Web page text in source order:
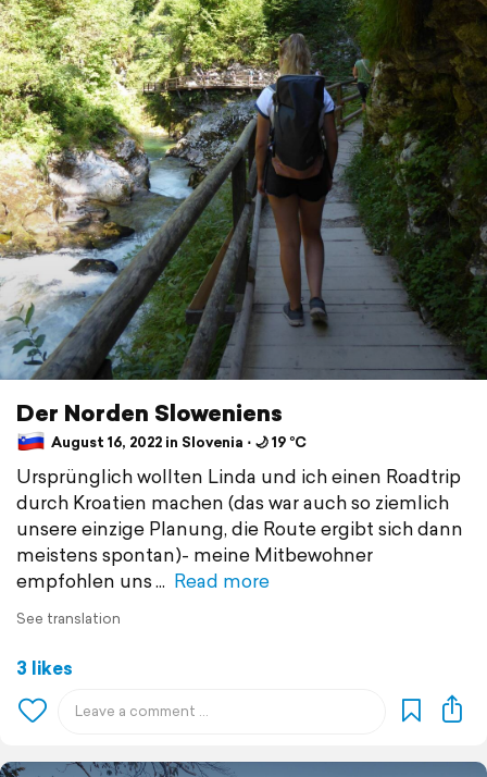
Der Norden Sloweniens
August 16, 2022 in Slovenia ⋅ 🌙 19 °C
Ursprünglich wollten Linda und ich einen Roadtrip
durch Kroatien machen (das war auch so ziemlich
unsere einzige Planung, die Route ergibt sich dann
meistens spontan)- meine Mitbewohner
empfohlen uns
Read more
See translation
3 likes